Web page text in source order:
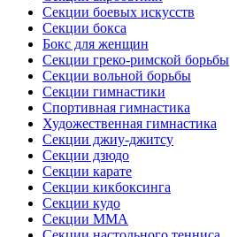
Секции боевых искусств
Секции бокса
Бокс для женщин
Секции греко-римской борьбы
Секции вольной борьбы
Секции гимнастики
Спортивная гимнастика
Художественная гимнастика
Секции джиу-джитсу
Секции дзюдо
Секции карате
Секции кикбоксинга
Секции кудо
Секции ММА